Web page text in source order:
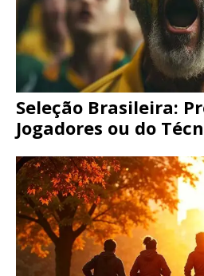
Seleção Brasileira:
Jogadores ou do